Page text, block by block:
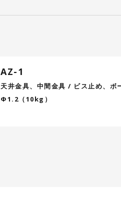
AZ-1
天井金具、中間金具 / ビス止め、
Φ1.2（10kg）